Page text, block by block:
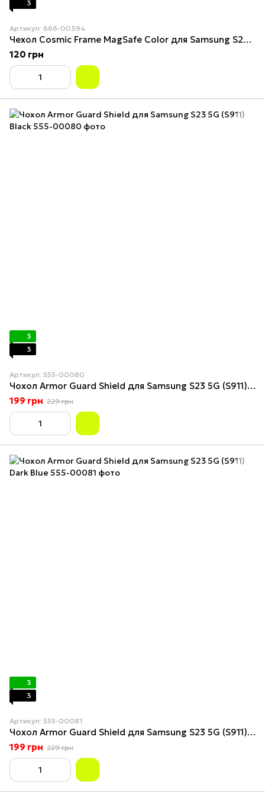
3
Артикул: 666-00394
Чехол Cosmic Frame MagSafe Color для Samsung S23 Orange
120 грн
3
3
Артикул: 555-00080
Чохол Armor Guard Shield для Samsung S23 5G (S911) Black
199 грн 229 грн
3
3
Артикул: 555-00081
Чохол Armor Guard Shield для Samsung S23 5G (S911) Dark Blue
199 грн 229 грн